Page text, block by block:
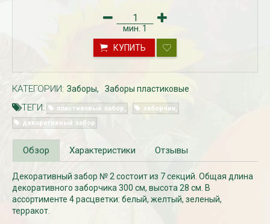
Рассада Незабудка
(Myosotis) в
контейнере p9
340₽
мин. 1
КУПИТЬ
КАТЕГОРИИ: Заборы Заборы пластиковые
ТЕГИ: пластиковый забор
заборчик
декоративный забор
Обзор Характеристики Отзывы
Декоративный забор № 2 состоит из 7 секций. Общая длина
декоративного заборчика 300 см, высота 28 см. В
ассортименте 4 расцветки: белый, желтый, зеленый,
терракот.